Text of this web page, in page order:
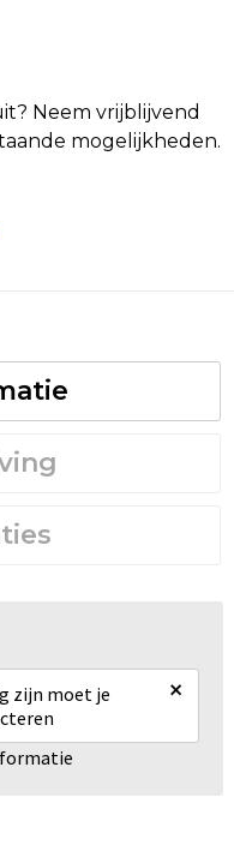
Neem vrijblijvend
mogelijkheden.
zijn moet je
×